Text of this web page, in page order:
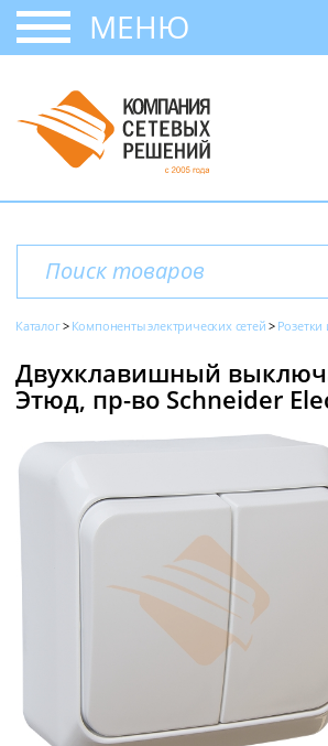
МЕНЮ
Каталог Компоненты электрических сетей
Двухклавишный
Этюд, пр-во Schneider